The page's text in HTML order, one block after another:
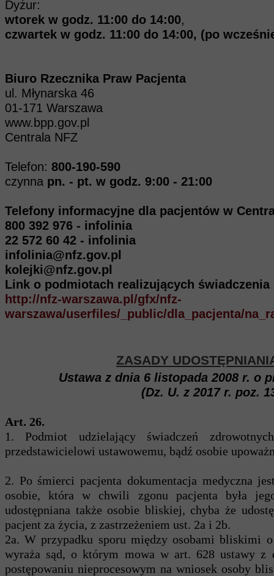
Dyżur:
wtorek w godz. 11:00 do 14:00,
czwartek w godz. 11:00 do 14:00, (po
Biuro Rzecznika Praw Pacjenta
ul. Młynarska 46
01-171 Warszawa
www.bpp.gov.pl
Centrala NFZ
Telefon: 800-190-590
czynna pn. - pt. w godz. 9:00 - 21:00
Telefony informacyjne dla pacjentów w
800 392 976 - infolinia
22 572 60 42 - infolinia
infolinia@nfz.gov.pl
kolejki@nfz.gov.pl
Link o podmiotach realizujących
http://nfz-warszawa.pl/gfx/nfz-
warszawa/userfiles/_public/dla_pacjenta/
ZASADY
Ustawa z dnia 6 listopada 2008 r. o
(Dz. U. z 2017 r. poz.
Art. 26.
1. Podmiot udzielający świadczeń
przedstawicielowi ustawowemu, bądź osobie
2. Po śmierci pacjenta dokumentacja medyczna
osobie, która w chwili zgonu pacjenta była
udostępniana także osobie bliskiej, chyba że
pacjent za życia, z zastrzeżeniem ust. 2a i 2b.
2a. W przypadku sporu między osobami bliskimi
wyraża sąd, o którym mowa w art. 628 ustawy z
postępowaniu nieprocesowym na wniosek osoby